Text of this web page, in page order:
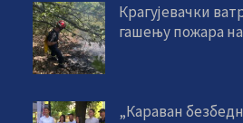
Крагујевачки
гашењу пожара
„Караван